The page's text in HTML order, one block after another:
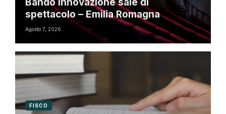
Bando innovazione sale di
spettacolo – Emilia Romagna
Agosto 7, 2026
FISCO